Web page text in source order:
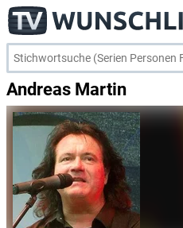
Andreas Martin